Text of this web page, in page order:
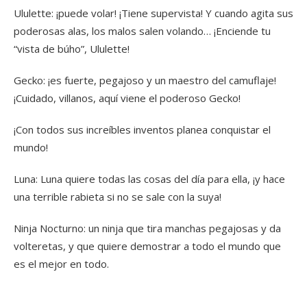
Ululette: ¡puede volar! ¡Tiene supervista! Y cuando agita sus
poderosas alas, los malos salen volando… ¡Enciende tu
“vista de búho”, Ululette!
Gecko: ¡es fuerte, pegajoso y un maestro del camuflaje!
¡Cuidado, villanos, aquí viene el poderoso Gecko!
¡Con todos sus increíbles inventos planea conquistar el
mundo!
Luna: Luna quiere todas las cosas del día para ella, ¡y hace
una terrible rabieta si no se sale con la suya!
Ninja Nocturno: un ninja que tira manchas pegajosas y da
volteretas, y que quiere demostrar a todo el mundo que
es el mejor en todo.